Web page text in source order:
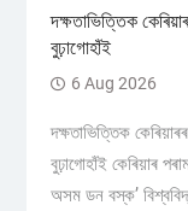
দক্ষতাভিত্তিক
বুঢ়াগোহাঁই
6 Aug 2026
দক্ষতাভিত্তিক
বুঢ়াগোহাঁই কেৰিয়াৰ
অসম ডন বস্ক’